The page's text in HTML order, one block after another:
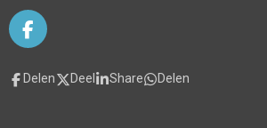
F
a
c
e
Delen Deel Share Delen